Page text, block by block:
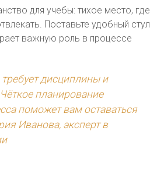
для учебы: тихое место, где
Поставьте удобный стул
важную роль в процессе
дисциплины и
планирование
поможет вам оставаться
Иванова, эксперт в